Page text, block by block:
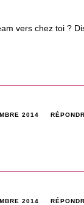
vers chez toi ?
2014
2014